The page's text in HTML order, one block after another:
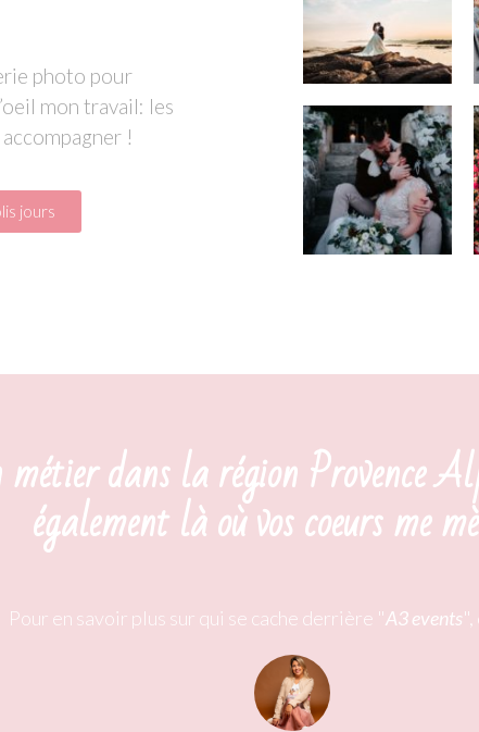
photo pour
mon travail: les
!
jours
métier dans la région Provence
également là où vos coeurs me
Pour en savoir plus sur qui se cache derrière "A3 events